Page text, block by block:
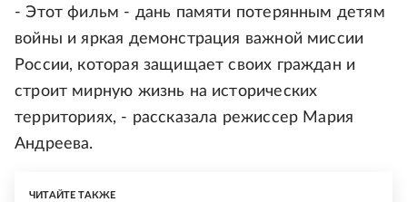
- Этот фильм - дань памяти потерянным детям
войны и яркая демонстрация важной миссии
России, которая защищает своих граждан и
строит мирную жизнь на исторических
территориях, - рассказала режиссер Мария
Андреева.
ЧИТАЙТЕ ТАКЖЕ